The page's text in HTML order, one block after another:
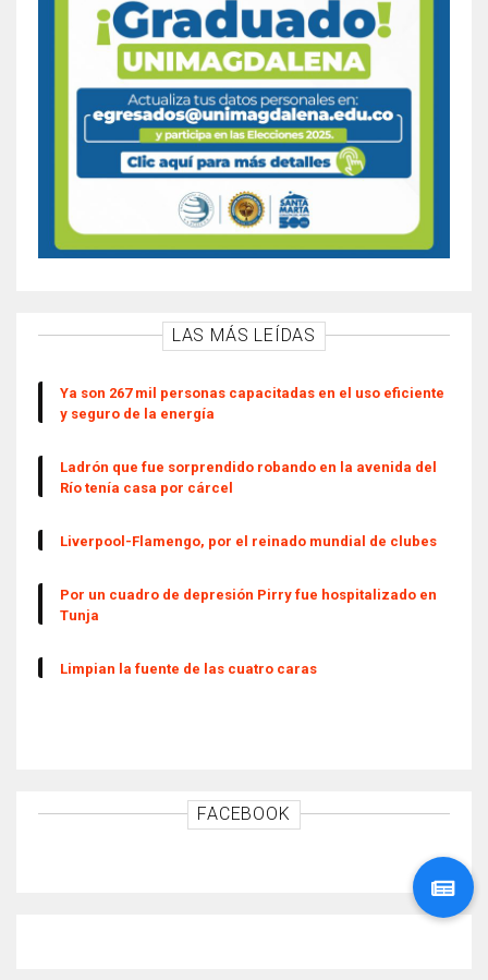
LAS MÁS LEÍDAS
Ya son 267 mil personas capacitadas en el uso eficiente
y seguro de la energía
Ladrón que fue sorprendido robando en la avenida del
Río tenía casa por cárcel
Liverpool-Flamengo, por el reinado mundial de clubes
Por un cuadro de depresión Pirry fue hospitalizado en
Tunja
Limpian la fuente de las cuatro caras
FACEBOOK